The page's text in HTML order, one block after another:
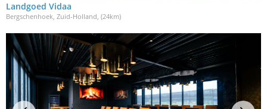
Landgoed Vidaa
Bergschenhoek, Zuid-Holland, (24km)